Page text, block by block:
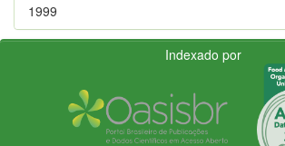
1999
Indexado por